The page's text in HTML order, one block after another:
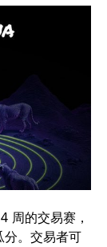
周的交易赛，
。交易者可